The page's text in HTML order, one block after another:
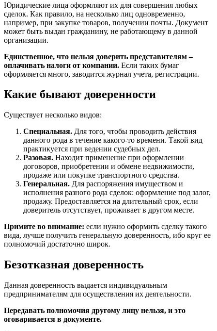
Юридические лица оформляют их для совершения любых
сделок. Как правило, на несколько лиц одновременно,
например, при закупке товаров, получении почты. Документ
может быть выдан гражданину, не работающему в данной
организации.
Единственное, что нельзя доверить представителям –
оплачивать налоги от компании. Если таких бумаг
оформляется много, заводится журнал учета, регистрации.
Какие бывают доверенности
Существует несколько видов:
Специальная. Для того, чтобы проводить действия
данного рода в течение какого-то времени. Такой вид
практикуется при ведении судебных дел.
Разовая. Находит применение при оформлении
договоров, приобретении и обмене недвижимости,
продаже или покупке транспортного средства.
Генеральная. Для распоряжения имуществом и
исполнения разного рода сделок: оформление под залог,
продажу. Предоставляется на длительный срок, если
доверитель отсутствует, проживает в другом месте.
Примите во внимание: если нужно оформить сделку такого
вида, лучше получить генеральную доверенность, ибо круг ее
полномочий достаточно широк.
Безотказная доверенность
Данная доверенность выдается индивидуальным
предпринимателям для осуществления их деятельности.
Передавать полномочия другому лицу нельзя, и это
оговаривается в документе.